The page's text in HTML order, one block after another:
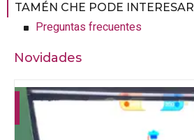
TAMÉN CHE PODE INTERESAR
Preguntas frecuentes
Novidades